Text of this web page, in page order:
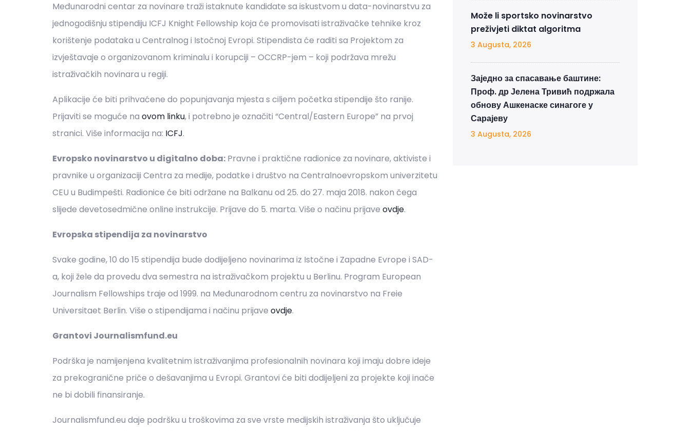
Međunarodni centar za novinare traži istaknute kandidate sa iskustvom u data-novinarstvu za
jednogodišnju stipendiju ICFJ Knight Fellowship koja će promovisati istraživačke tehnike kroz
korištenje podataka u Centralnog i Istočnoj Evropi. Stipendista će raditi sa Projektom za
izvještavaje o organizovanom kriminalu i korupciji – OCCRP-jem – koji podržava mrežu
istraživačkih novinara u regiji.
Aplikacije će biti prihvaćene do popunjavanja mjesta s ciljem početka stipendije što ranije.
Prijaviti se moguće na ovom linku, i potrebno je označiti “Central/Eastern Europe” na prvoj
stranici. Više informacija na: ICFJ.
Evropsko novinarstvo u digitalno doba: Pravne i praktične radionice za novinare, aktiviste i
pravnike u organizaciji Centra za medije, podatke i društvo na Centralnoevropskom univerzitetu
CEU u Budimpešti. Radionice će biti održane na Balkanu od 25. do 27. maja 2018. nakon čega
slijede devetosedmične online instrukcije. Prijave do 5. marta. Više o načinu prijave ovdje.
Evropska stipendija za novinarstvo
Svake godine, 10 do 15 stipendija bude dodijeljeno novinarima iz Istočne i Zapadne Evrope i SAD-
a, koji žele da provedu dva semestra na istraživačkom projektu u Berlinu. Program European
Journalism Fellowships traje od 1999. na Međunarodnom centru za novinarstvo na Freie
Universitaet Berlin. Više o stipendijama i načinu prijave ovdje.
Grantovi Journalismfund.eu
Podrška je namijenjena kvalitetnim istraživanjima profesionalnih novinara koji imaju dobre ideje
za prekogranične priče o dešavanjima u Evropi. Grantovi će biti dodijeljeni za projekte koji inače
ne bi dobili finansiranje.
Journalismfund.eu daje podršku u troškovima za sve vrste medijskih istraživanja što uključuje
Može li sportsko novinarstvo
preživjeti diktat algoritma
3 Augusta, 2026
Заједно за спасавање баштине:
Проф. др Јелена Тривић подржала
обнову Ашкенаске синагоге у
Сарајеву
3 Augusta, 2026